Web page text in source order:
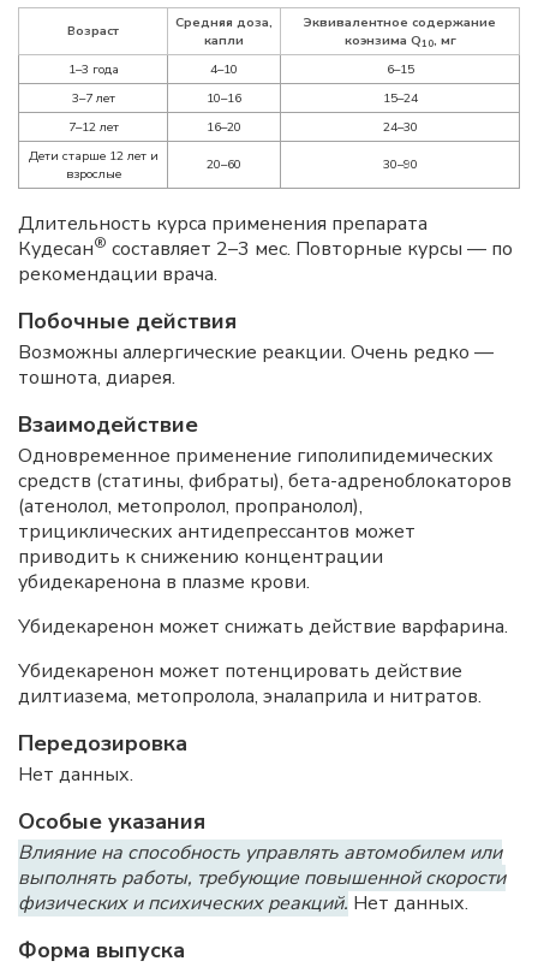
Возраст
Средняя доза,
капли
Эквивалентное содержание
коэнзима Q10, мг
1–3 года
4–10
6–15
3–7 лет
10–16
15–24
7–12 лет
16–20
24–30
Дети старше 12 лет и
взрослые
20–60 30–90
Длительность курса применения препарата
Кудесан® составляет 2–3 мес. Повторные курсы — по
рекомендации врача.
Побочные действия
Возможны аллергические реакции. Очень редко —
тошнота, диарея.
Взаимодействие
Одновременное применение гиполипидемических
средств (статины, фибраты), бета-адреноблокаторов
(атенолол, метопролол, пропранолол),
трициклических антидепрессантов может
приводить к снижению концентрации
убидекаренона в плазме крови.
Убидекаренон может снижать действие варфарина.
Убидекаренон может потенцировать действие
дилтиазема, метопролола, эналаприла и нитратов.
Передозировка
Нет данных.
Особые указания
Влияние на способность управлять автомобилем или
выполнять работы, требующие повышенной скорости
физических и психических реакций. Нет данных.
Форма выпуска